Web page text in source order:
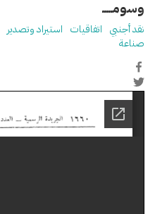
وسومـــــ
نقد أجنبي اتفاقيات استيراد وتصدير
صناعة